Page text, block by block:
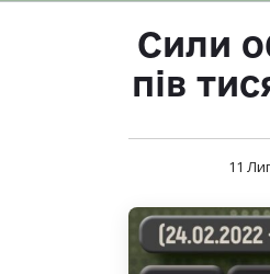
Сили
пів
11